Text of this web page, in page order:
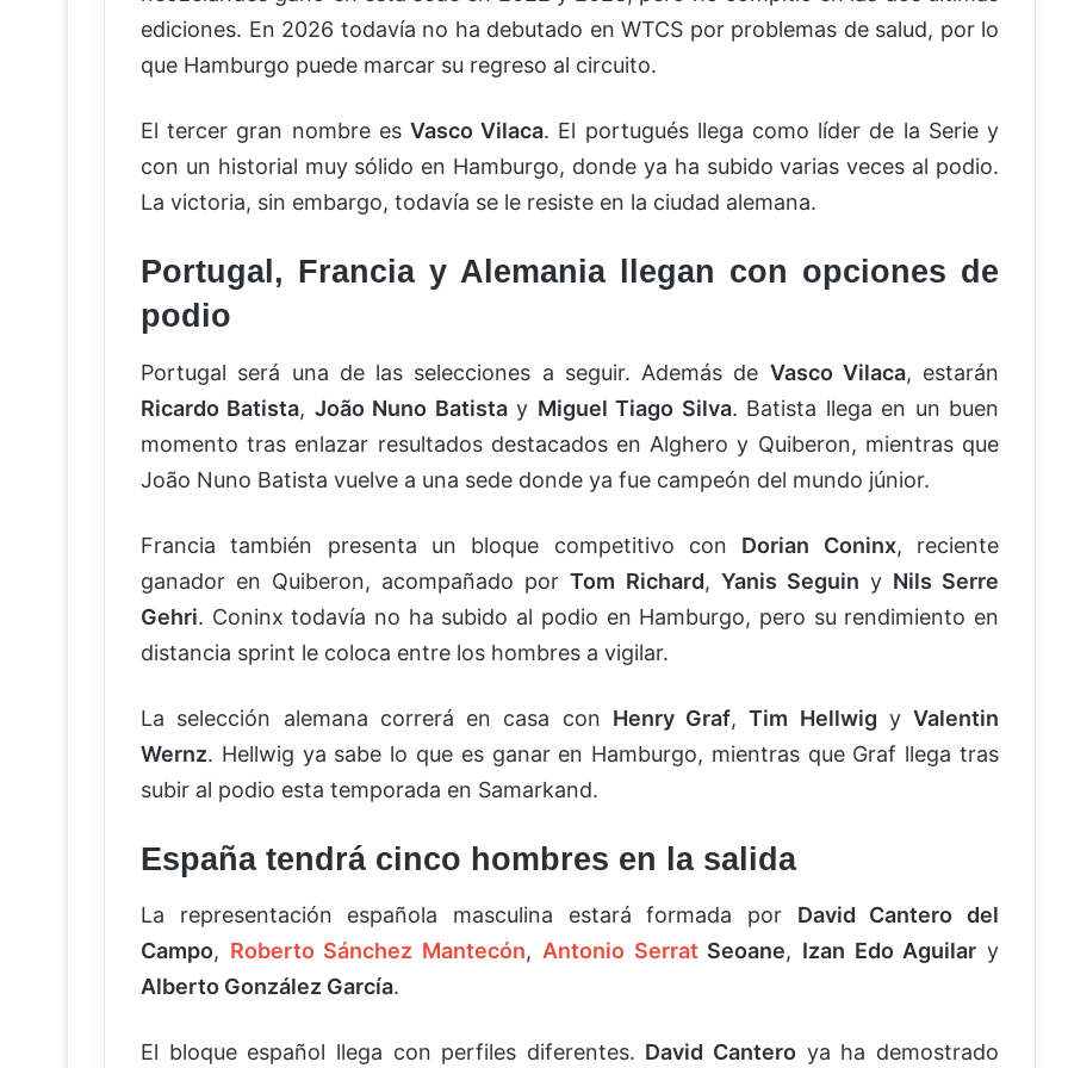
ediciones. En 2026 todavía no ha debutado en WTCS por problemas de salud, por lo
que Hamburgo puede marcar su regreso al circuito.
El tercer gran nombre es Vasco Vilaca. El portugués llega como líder de la Serie y
con un historial muy sólido en Hamburgo, donde ya ha subido varias veces al podio.
La victoria, sin embargo, todavía se le resiste en la ciudad alemana.
Portugal, Francia y Alemania llegan con opciones de
podio
Portugal será una de las selecciones a seguir. Además de Vasco Vilaca, estarán
Ricardo Batista, João Nuno Batistay Miguel Tiago Silva. Batista llega en un buen
momento tras enlazar resultados destacados en Alghero y Quiberon, mientras que
João Nuno Batista vuelve a una sede donde ya fue campeón del mundo júnior.
Francia también presenta un bloque competitivo con Dorian Coninx, reciente
ganador en Quiberon, acompañado porTom Richard, Yanis Seguin y Nils Serre
Gehri. Coninx todavía no ha subido al podio en Hamburgo, pero su rendimiento en
distancia sprint le coloca entre los hombres a vigilar.
La selección alemana correrá en casa con Henry Graf,Tim Hellwig y Valentin
Wernz. Hellwig ya sabe lo que es ganar en Hamburgo, mientras que Graf llega tras
subir al podio esta temporada en Samarkand.
España tendrá cinco hombres en la salida
La representación española masculina estará formada por David Cantero del
Campo, Roberto Sánchez Mantecón, Antonio SerratSeoane, Izan Edo Aguilar y
Alberto González García.
El bloque español llega con perfiles diferentes. David Cantero ya ha demostrado